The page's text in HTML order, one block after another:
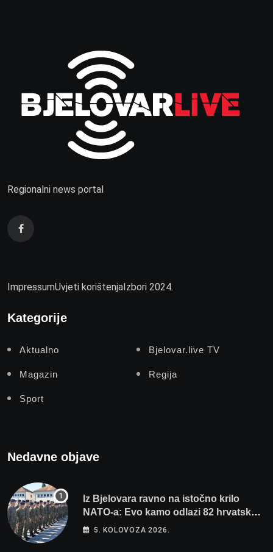
Regionalni news portal
ImpressumUvjeti korištenjaIzbori 2024.
Kategorije
Aktualno Bjelovar.live TV
Magazin Regija
Sport
Nedavne objave
Iz Bjelovara ravno na istočno krilo
NATO-a: Evo kamo odlazi 82 hrvatska
vojnika i 6 vojnikinja
5. KOLOVOZA 2026.